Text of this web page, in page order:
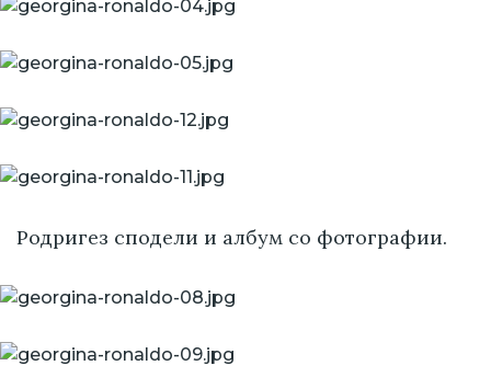
Родригез сподели и албум со фотографии.